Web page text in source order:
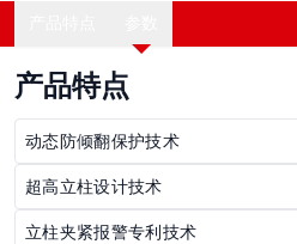
产品特点
动态防倾翻保护技术
超高立柱设计技术
立柱夹紧报警专利技术